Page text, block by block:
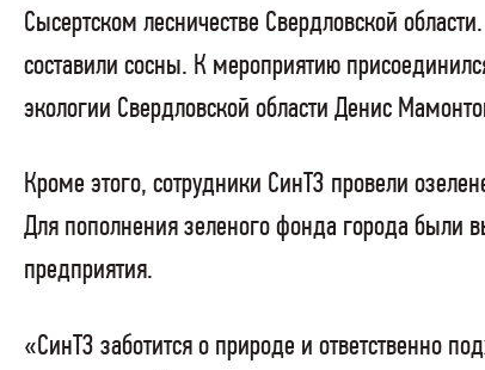
Сысертском лесничестве Свердловской
составили сосны. К мероприятию
экологии Свердловской области Денис
Кроме этого, сотрудники СинТЗ провели
Для пополнения зеленого фонда города были
предприятия.
«СинТЗ заботится о природе и ответственно